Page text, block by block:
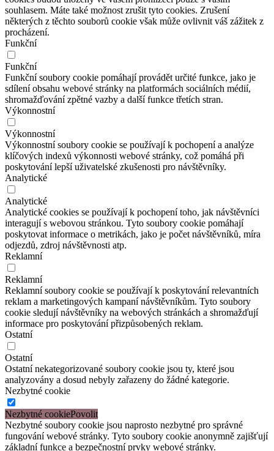
souhlasem. Máte také možnost zrušit tyto cookies. Zrušení
některých z těchto souborů cookie však může ovlivnit váš zážitek z
procházení.
Funkční
Funkční
Funkční soubory cookie pomáhají provádět určité funkce, jako je
sdílení obsahu webové stránky na platformách sociálních médií,
shromažďování zpětné vazby a další funkce třetích stran.
Výkonnostní
Výkonnostní
Výkonnostní soubory cookie se používají k pochopení a analýze
klíčových indexů výkonnosti webové stránky, což pomáhá při
poskytování lepší uživatelské zkušenosti pro návštěvníky.
Analytické
Analytické
Analytické cookies se používají k pochopení toho, jak návštěvníci
interagují s webovou stránkou. Tyto soubory cookie pomáhají
poskytovat informace o metrikách, jako je počet návštěvníků, míra
odjezdů, zdroj návštěvnosti atp.
Reklamní
Reklamní
Reklamní soubory cookie se používají k poskytování relevantních
reklam a marketingových kampaní návštěvníkům. Tyto soubory
cookie sledují návštěvníky na webových stránkách a shromažďují
informace pro poskytování přizpůsobených reklam.
Ostatní
Ostatní
Ostatní nekategorizované soubory cookie jsou ty, které jsou
analyzovány a dosud nebyly zařazeny do žádné kategorie.
Nezbytné cookie
Nezbytné cookie
Nezbytné soubory cookie jsou naprosto nezbytné pro správné
fungování webové stránky. Tyto soubory cookie anonymně zajišťují
základní funkce a bezpečnostní prvky webové stránky.